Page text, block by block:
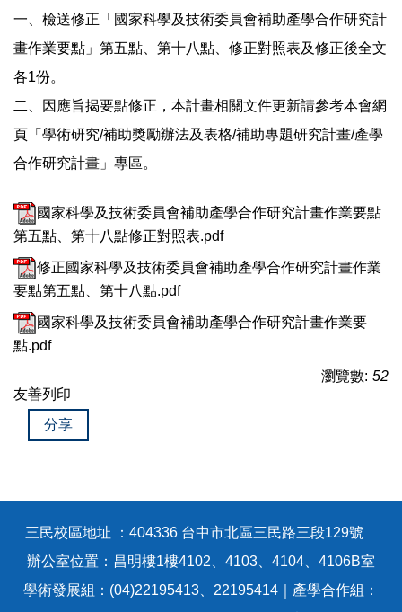
活動集錦
研究倫理審查
一、檢送修正「國家科學及技術委員會補助產學合作研究計
畫作業要點」第五點、第十八點、修正對照表及修正後全文
各1份。
二、因應旨揭要點修正，本計畫相關文件更新請參考本會網
頁「學術研究/補助獎勵辦法及表格/補助專題研究計畫/產學
合作研究計畫」專區。
國家科學及技術委員會補助產學合作研究計畫作業要點
第五點、第十八點修正對照表.pdf
修正國家科學及技術委員會補助產學合作研究計畫作業
要點第五點、第十八點.pdf
國家科學及技術委員會補助產學合作研究計畫作業要
點.pdf
瀏覽數: 52
友善列印
分享
三民校區地址 ：404336 台中市北區三民路三段129號
辦公室位置：昌明樓1樓4102、4103、4104、4106B室
學術發展組：(04)22195413、22195414｜產學合作組：